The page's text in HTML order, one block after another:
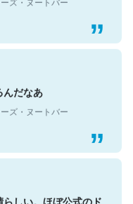
だなあ
しい。ほぼ公式のド